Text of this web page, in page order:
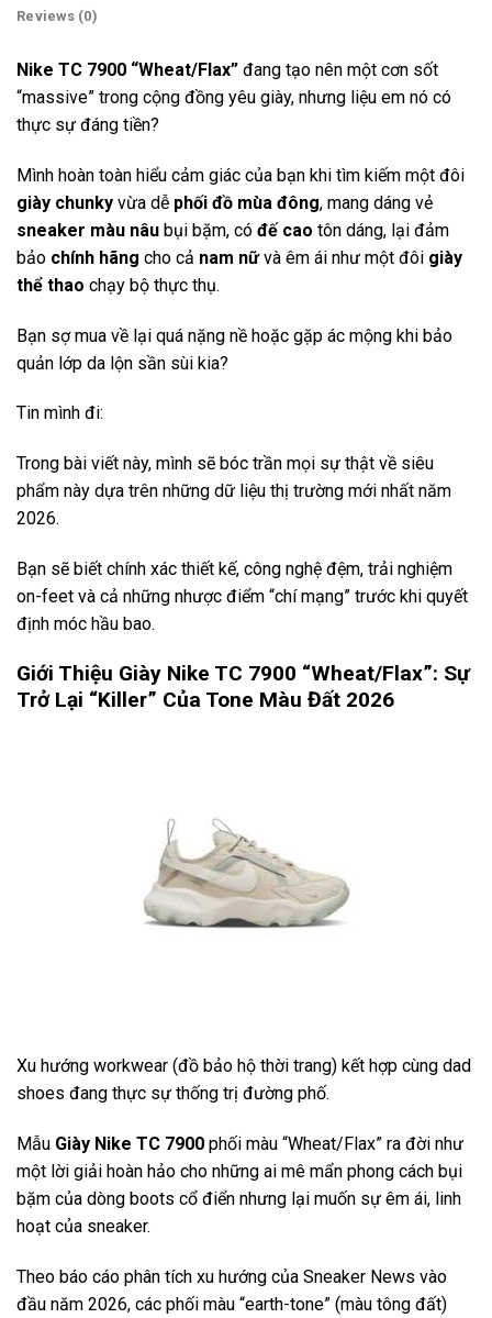
Reviews (0)
Nike TC 7900 “Wheat/Flax” đang tạo nên một cơn sốt
“massive” trong cộng đồng yêu giày, nhưng liệu em nó có
thực sự đáng tiền?
Mình hoàn toàn hiểu cảm giác của bạn khi tìm kiếm một đôi
giày chunky vừa dễ phối đồ mùa đông, mang dáng vẻ
sneaker màu nâu bụi bặm, có đế cao tôn dáng, lại đảm
bảo chính hãng cho cả nam nữvà êm ái như một đôi giày
thể thao chạy bộ thực thụ.
Bạn sợ mua về lại quá nặng nề hoặc gặp ác mộng khi bảo
quản lớp da lộn sần sùi kia?
Tin mình đi:
Trong bài viết này, mình sẽ bóc trần mọi sự thật về siêu
phẩm này dựa trên những dữ liệu thị trường mới nhất năm
2026.
Bạn sẽ biết chính xác thiết kế, công nghệ đệm, trải nghiệm
on-feet và cả những nhược điểm “chí mạng” trước khi quyết
định móc hầu bao.
Giới Thiệu Giày Nike TC 7900 “Wheat/Flax”: Sự
Trở Lại “Killer” Của Tone Màu Đất 2026
Xu hướng workwear (đồ bảo hộ thời trang) kết hợp cùng dad
shoes đang thực sự thống trị đường phố.
Mẫu Giày Nike TC 7900 phối màu “Wheat/Flax” ra đời như
một lời giải hoàn hảo cho những ai mê mẩn phong cách bụi
bặm của dòng boots cổ điển nhưng lại muốn sự êm ái, linh
hoạt của sneaker.
Theo báo cáo phân tích xu hướng của Sneaker News vào
đầu năm 2026, các phối màu “earth-tone” (màu tông đất)